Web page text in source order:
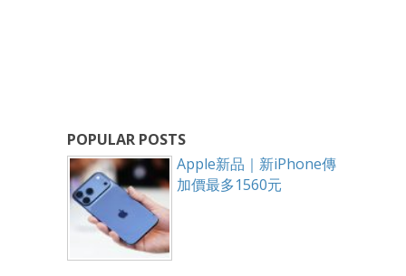
POPULAR POSTS
Apple新品｜新iPhone傳
加價最多1560元